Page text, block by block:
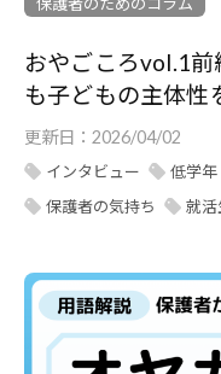
おやごころvol.1
も子どもの主体性
更新日： 2026/04/02
インタビュー 低学年
保護者の気持ち
就活